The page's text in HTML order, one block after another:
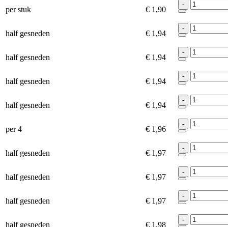
per stuk € 1,90
-
half gesneden € 1,94
-
half gesneden € 1,94
-
half gesneden € 1,94
-
half gesneden € 1,94
-
per 4 € 1,96
-
half gesneden € 1,97
-
half gesneden € 1,97
-
half gesneden € 1,97
-
half gesneden € 1,98
-